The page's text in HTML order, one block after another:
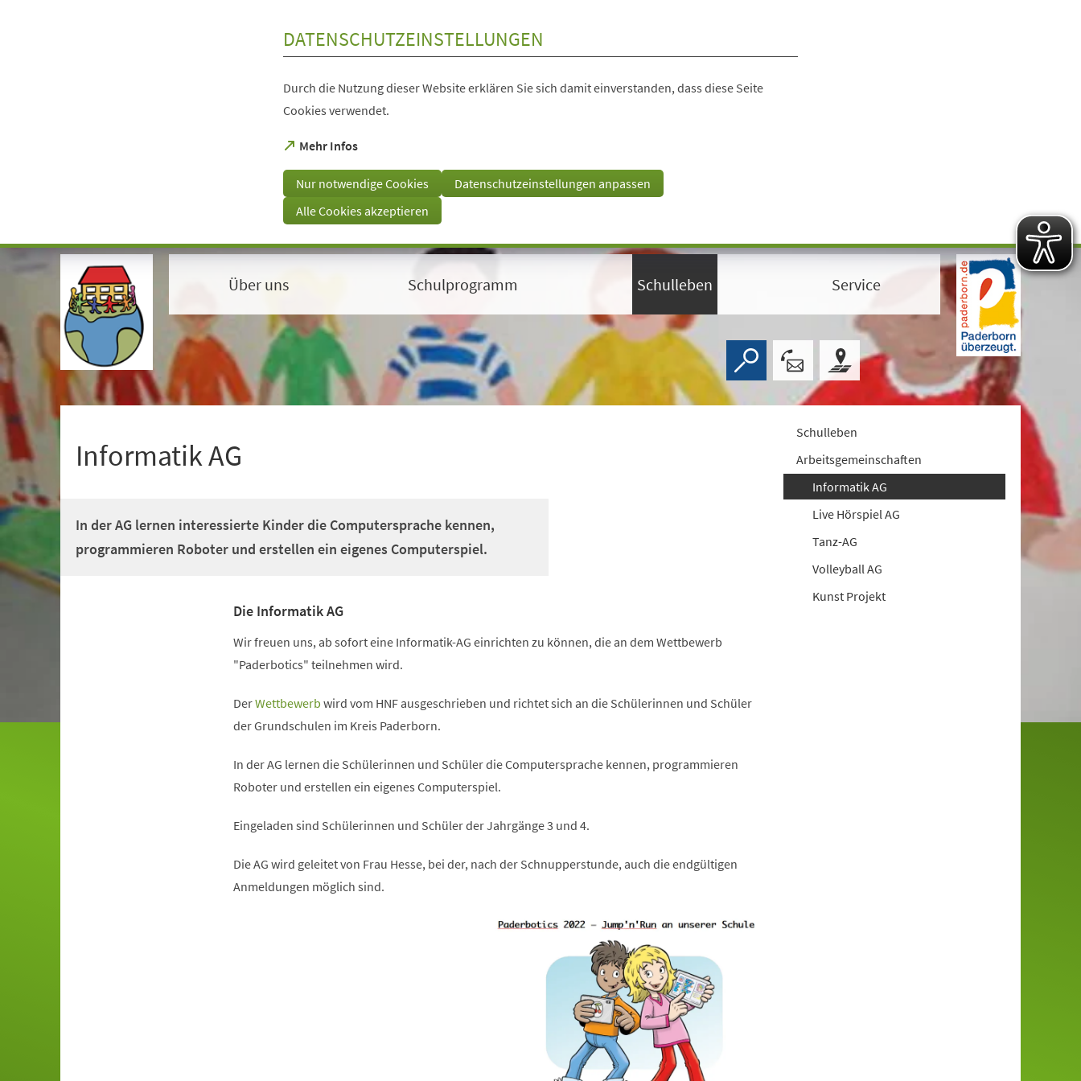
Visuelle
Assistenzsoftware
Tastatur
erreichbar
über
ALT
1
DATENSCHUTZEINSTELLUNGEN
Durch die Nutzung dieser Website erklären Sie sich damit einverstanden, dass diese Seite
Cookies verwendet.
Mehr Infos
(Öffnet
einem
neuen
Tab)
Nur notwendige Cookies
Datenschutzeinstellungen anpassen
Alle Cookies akzeptieren
Über uns Schulprogramm Schulleben Service
Informatik AG
In der AG lernen interessierte Kinder die Computersprache kennen,
programmieren Roboter und erstellen ein eigenes Computerspiel.
Die Informatik AG
Wir freuen uns, ab sofort eine Informatik-AG einrichten zu können, die an dem Wettbewerb
"Paderbotics" teilnehmen wird.
DerWettbewerb wird vom HNF ausgeschrieben und richtet sich an die Schülerinnen und Schüler
der Grundschulen im Kreis Paderborn.
In der AG lernen die Schülerinnen und Schüler die Computersprache kennen, programmieren
Roboter und erstellen ein eigenes Computerspiel.
Eingeladen sind Schülerinnen und Schüler der Jahrgänge 3 und 4.
Die AG wird geleitet von Frau Hesse, bei der, nach der Schnupperstunde, auch die endgültigen
Anmeldungen möglich sind.
Schulleben
Arbeitsgemeinschaften
Informatik AG
Live Hörspiel AG
Tanz-AG
Volleyball AG
Kunst Projekt